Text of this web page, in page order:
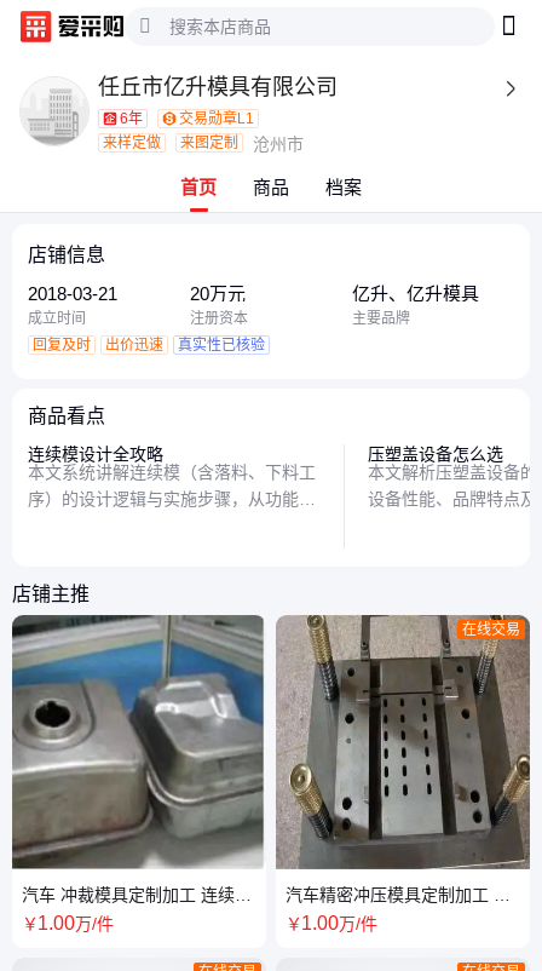
任丘市亿升模具有限公司 
6年
交易勋章L1
来样定做
来图定制 沧州市
首页 商品 档案
店铺信息
2018-03-21
成立时间
20万元
注册资本
亿升、亿升模具
主要品牌
回复及时
出价迅速 真实性已核验
商品看点
连续模设计全攻略
本文系统讲解连续模（含落料、下料工
序）的设计逻辑与实施步骤，从功能原
压塑盖设备怎么选
本文解析压塑盖设备
设备性能、品牌特点
店铺主推
汽车 冲裁模具定制加工 连续冲
压模具拉深 亿升
￥1.00万/件
在线交易
汽车精密冲压模具定制加工 亿
升供应 耐磨耐用
￥1.00万/件